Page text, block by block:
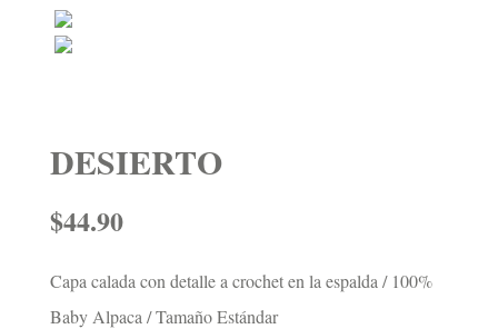
DESIERTO
$44.90
Capa calada con detalle a crochet en la espalda / 100%
Baby Alpaca / Tamaño Estándar